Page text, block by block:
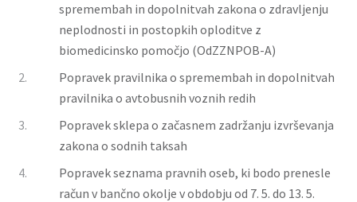
spremembah in dopolnitvah zakona o zdravljenju
neplodnosti in postopkih oploditve z
biomedicinsko pomočjo (OdZZNPOB-A)
2.
Popravek pravilnika o spremembah in dopolnitvah
pravilnika o avtobusnih voznih redih
3.
Popravek sklepa o začasnem zadržanju izvrševanja
zakona o sodnih taksah
4.
Popravek seznama pravnih oseb, ki bodo prenesle
račun v bančno okolje v obdobju od 7. 5. do 13. 5.